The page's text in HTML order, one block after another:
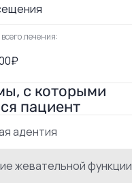
лечения:
с которыми
пациент
адентия
жевательной функции